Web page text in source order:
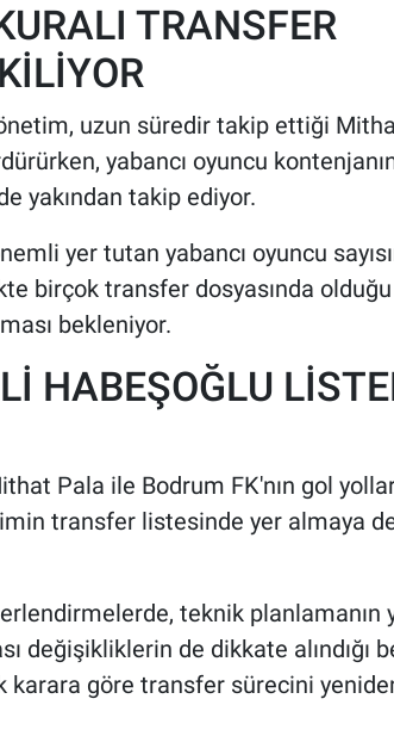
TRANSFER
uzun süredir takip ettiği
yabancı oyuncu
yakından takip ediyor.
yer tutan yabancı oyuncu
birçok transfer dosyasında
bekleniyor.
HABEŞOĞLU
Pala ile Bodrum FK'nın gol
transfer listesinde yer almaya
teknik planlamanın
değişikliklerin de dikkate alındığı
karara göre transfer sürecini